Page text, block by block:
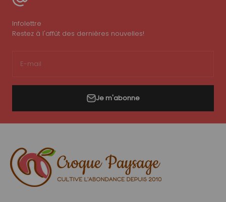
Infolettre
Restez à l'affût des dernières nouvelles!
E-mail
Je m'abonne